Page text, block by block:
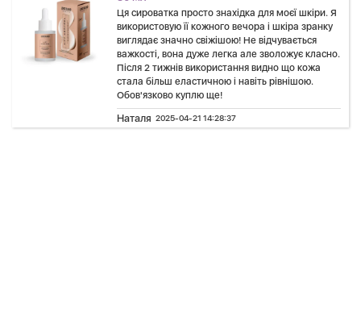
Ця сироватка просто знахідка для моєї шкіри. Я
використовую її кожного вечора і шкіра зранку
виглядає значно свіжішою! Не відчувається
важкості, вона дуже легка але зволожує класно.
Після 2 тижнів використання видно що кожа
стала більш еластичною і навіть рівнішою.
Обов'язково куплю ще!
Наталя 2025-04-21 14:28:37